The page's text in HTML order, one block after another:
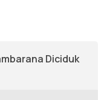
Diciduk